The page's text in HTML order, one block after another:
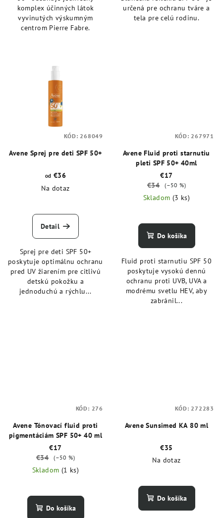
komplex účinných látok
vyvinutých výskumným
centrom Pierre Fabre.
určená pre ochranu tváre a
tela pre celú rodinu.
Avene Sprej pre deti SPF 50+
od €36
Na dotaz
Detail
Sprej pre deti SPF 50+
poskytuje optimálnu ochranu
pred UV žiarením pre citlivú
detskú pokožku a
jednoduchú a rýchlu...
KÓD: 268049
Avene Fluid proti starnutiu
pleti SPF 50+ 40ml
€17
€34
(–50 %)
Skladom (3 ks)
Do košíka
Fluid proti starnutiu SPF 50
poskytuje vysokú dennú
ochranu proti UVB, UVA a
modrému svetlu HEV, aby
zabránil...
KÓD: 267971
Avene Tónovací fluid proti
pigmentáciám SPF 50+ 40 ml
€17
€34
(–50 %)
Skladom (1 ks)
Do košíka
KÓD: 276
Avene Sunsimed KA 80 ml
€35
Na dotaz
Do košíka
KÓD: 272283